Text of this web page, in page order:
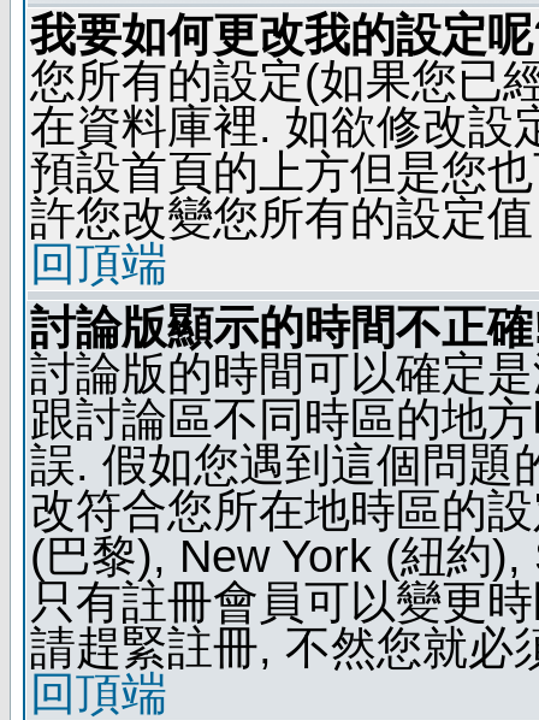
我要如何更改我的設定
您所有的設定(如果您已
在資料庫裡. 如欲修改設
預設首頁的上方但是您
許您改變您所有的設定值
回頂端
討論版顯示的時間不正
討論版的時間可以確定
跟討論區不同時區的地
誤. 假如您遇到這個問題
改符合您所在地時區的
(巴黎), New York (紐約
只有註冊會員可以變更
請趕緊註冊, 不然您就必
回頂端